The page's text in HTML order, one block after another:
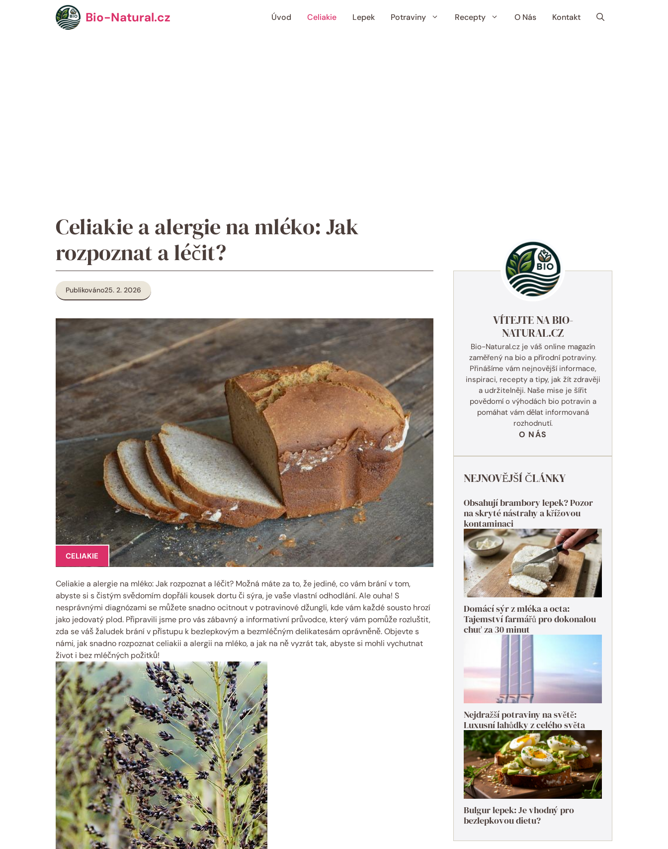
Bio-Natural.cz Úvod Celiakie Lepek Potraviny Recepty O Nás Kontakt
Celiakie a alergie na mléko: Jak
rozpoznat a léčit?
Publikováno25. 2. 2026
CELIAKIE
Celiakie a alergie na mléko: Jak rozpoznat a léčit? Možná máte za to, že jediné, co vám brání v tom,
abyste si s čistým svědomím dopřáli kousek dortu či sýra, je vaše vlastní odhodlání. Ale ouha! S
nesprávnými diagnózami se můžete snadno ocitnout v potravinové džungli, kde vám každé sousto hrozí
jako jedovatý plod. Připravili jsme pro vás zábavný a informativní průvodce, který vám pomůže rozluštit,
zda se váš žaludek brání v přístupu k bezlepkovým a bezmléčným delikatesám oprávněně. Objevte s
námi, jak snadno rozpoznat celiakii a alergii na mléko, a jak na ně vyzrát tak, abyste si mohli vychutnat
život i bez mléčných požitků!
VÍTEJTE NA BIO-
NATURAL.CZ
Bio-Natural.cz je váš online magazín
zaměřený na bio a přírodní potraviny.
Přinášíme vám nejnovější informace,
inspiraci, recepty a tipy, jak žít zdravěji
a udržitelněji. Naše mise je šířit
povědomí o výhodách bio potravin a
pomáhat vám dělat informovaná
rozhodnutí.
O NÁS
NEJNOVĚJŠÍ ČLÁNKY
Obsahují brambory lepek? Pozor
na skryté nástrahy a křížovou
kontaminaci
Domácí sýr z mléka a octa:
Tajemství farmářů pro dokonalou
chuť za 30 minut
Nejdražší potraviny na světě:
Luxusní lahůdky z celého světa
Bulgur lepek: Je vhodný pro
bezlepkovou dietu?